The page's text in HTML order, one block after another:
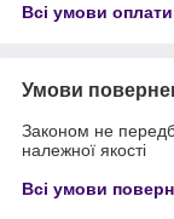
Всі умови оплати
Умови
Законом не
належної якості
Всі умови